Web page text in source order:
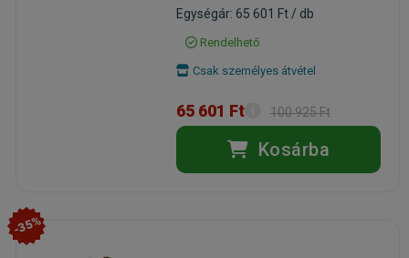
Egységár: 65 601 Ft / db
Rendelhető
Csak személyes átvétel
65 601 Ft 100 925 Ft
Kosárba
-35%